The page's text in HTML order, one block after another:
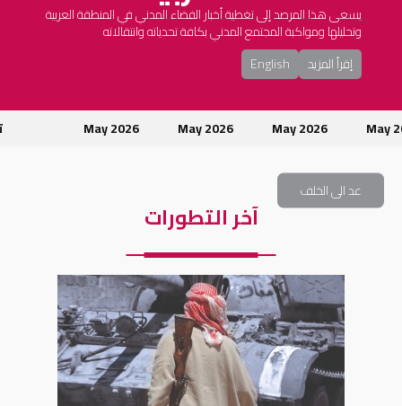
يسعى هذا المرصد إلى تغطية أخبار الفضاء المدني في المنطقة العربية
وتحليلها ومواكبة المجتمع المدني بكافة تحدياته وانتقالاته
إقرأ المزيد
English
May 2026 May 2026 May 2026 May
آخر التطورات
عد الى الخلف